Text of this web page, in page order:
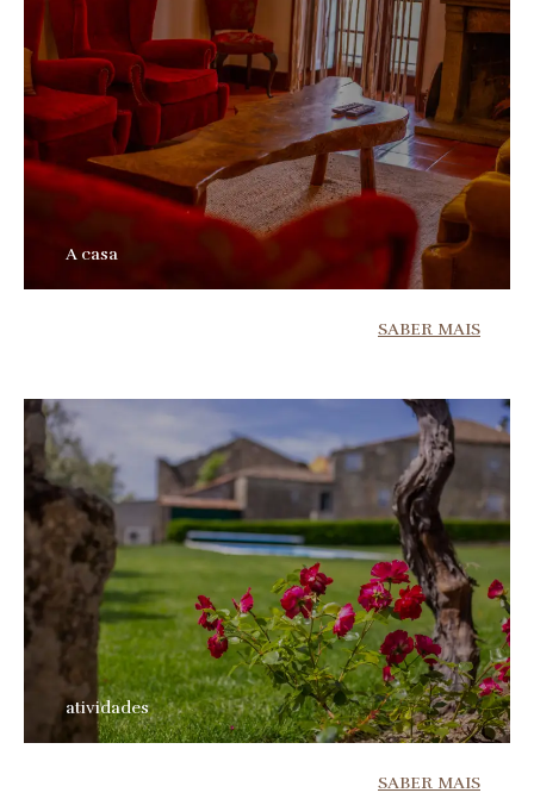
A casa
SABER MAIS
atividades
SABER MAIS